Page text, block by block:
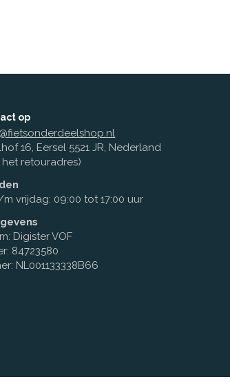
op
16, Eersel 5521 JR, Nederland
retouradres)
vrijdag: 09:00 tot 17:00 uur
Digister VOF
84723580
NL001133338B66